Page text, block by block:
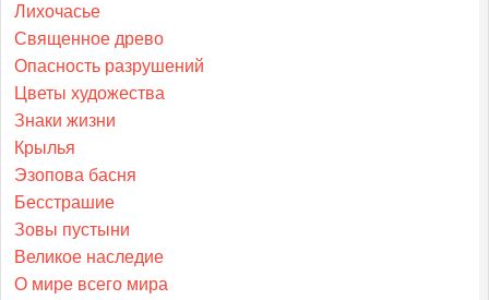
Лихочасье
Священное древо
Опасность разрушений
Цветы художества
Знаки жизни
Крылья
Эзопова басня
Бесстрашие
Зовы пустыни
Великое наследие
О мире всего мира